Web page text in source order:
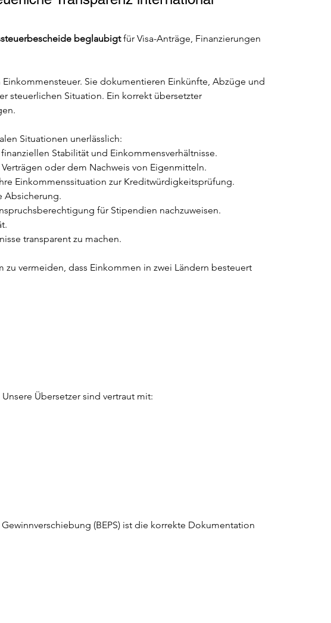
beglaubigt für Visa-Anträge, Finanzierungen
Sie dokumentieren Einkünfte, Abzüge und
steuerlichen Situation. Ein korrekt übersetzter
Situationen unerlässlich:
Stabilität und Einkommensverhältnisse.
oder dem Nachweis von Eigenmitteln.
Einkommenssituation zur Kreditwürdigkeitsprüfung.
Absicherung.
für Stipendien nachzuweisen.
transparent zu machen.
vermeiden, dass Einkommen in zwei Ländern besteuert
Übersetzer sind vertraut mit:
(BEPS) ist die korrekte Dokumentation